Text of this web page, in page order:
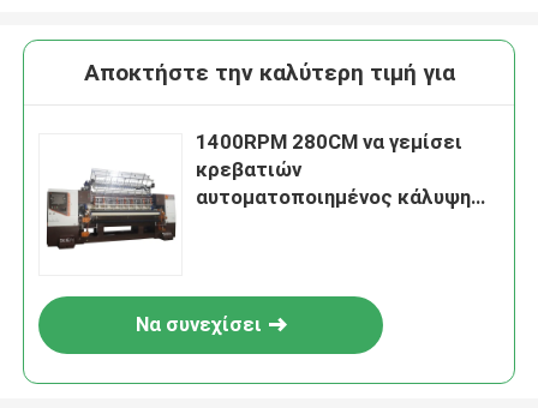
Αποκτήστε την καλύτερη τιμή για
1400RPM 280CM να γεμίσει
κρεβατιών
αυτοματοποιημένος κάλυψη
Να συνεχίσει